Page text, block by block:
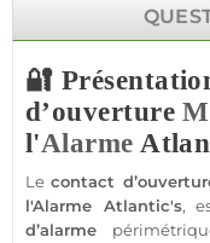
🔐
d’ouverture
l'Alarme
Lecontact
l'Alarme Atlantic's,
d’alarme